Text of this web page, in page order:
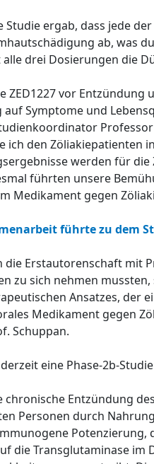
ergab, dass jede
ab, was
alle drei Dosierungen die
ZED1227 vor
auf Symptome und
Professor
ich den
werden für
führten unsere
Medikament gegen
führte zu dem
Erstautorenschaft mit
zu sich nehmen
Ansatzes, der
Medikament gegen
Schuppan.
eine Phase-2b-
chronische Entzündung
Personen durch
die Transglutaminase